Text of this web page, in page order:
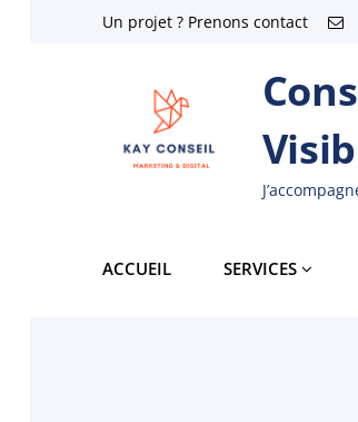
Un projet ? Prenons contact
ACCUEIL SERVICES